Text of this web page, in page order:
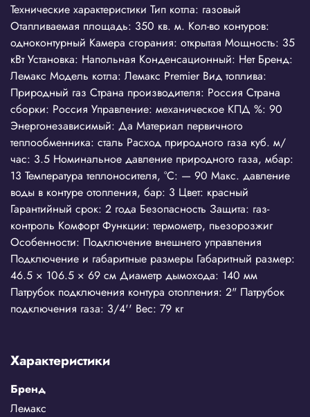
Технические характеристики Тип котла: газовый
Отапливаемая площадь: 350 кв. м. Кол-во контуров:
одноконтурный Камера сгорания: открытая Мощность: 35
кВт Установка: Напольная Конденсационный: Нет Бренд:
Лемакс Модель котла: Лемакс Premier Вид топлива:
Природный газ Страна производителя: Россия Страна
сборки: Россия Управление: механическое КПД %: 90
Энергонезависимый: Да Материал первичного
теплообменника: сталь Расход природного газа куб. м/
час: 3.5 Номинальное давление природного газа, мбар:
13 Температура теплоносителя, °С: — 90 Макс. давление
воды в контуре отопления, бар: 3 Цвет: красный
Гарантийный срок: 2 года Безопасность Защита: газ-
контроль Комфорт Функции: термометр, пьезорозжиг
Особенности: Подключение внешнего управления
Подключение и габаритные размеры Габаритный размер:
46.5 × 106.5 × 69 см Диаметр дымохода: 140 мм
Патрубок подключения контура отопления: 2" Патрубок
подключения газа: 3/4'' Вес: 79 кг
Характеристики
Бренд
Лемакс